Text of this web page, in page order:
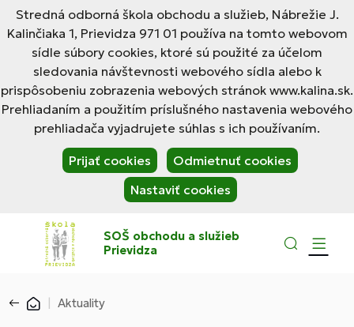
Stredná odborná škola obchodu a služieb, Nábrežie J.
Kalinčiaka 1, Prievidza 971 01 používa na tomto webovom
sídle súbory cookies, ktoré sú použité za účelom
sledovania návštevnosti webového sídla alebo k
prispôsobeniu zobrazenia webových stránok www.kalina.sk.
Prehliadaním a použitím príslušného nastavenia webového
prehliadača vyjadrujete súhlas s ich používaním.
Prijať cookies
Odmietnuť cookies
Nastaviť cookies
SOŠ obchodu a služieb
Prievidza
Aktuality